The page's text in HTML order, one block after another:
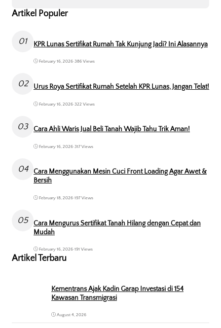
Artikel Populer
01 KPR Lunas Sertifikat Rumah Tak Kunjung Jadi? Ini Alasannya
February 16, 2026•386 Views
02 Urus Roya Sertifikat Rumah Setelah KPR Lunas, Jangan Telat!
February 16, 2026• 322 Views
03 Cara Ahli Waris Jual Beli Tanah Wajib Tahu Trik Aman!
February 16, 2026• 317 Views
04
Cara Menggunakan Mesin Cuci Front Loading Agar Awet &
Bersih
February 18, 2026•197 Views
05
Cara Mengurus Sertifikat Tanah Hilang dengan Cepat dan
Mudah
February 16, 2026•191 Views
Artikel Terbaru
Kementrans Ajak Kadin Garap Investasi di 154
Kawasan Transmigrasi
August 4, 2026